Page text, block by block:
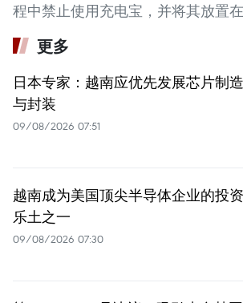
程中禁止使用充电宝，并将其放置在
更多
日本专家：越南应优先发展芯片制造
与封装
09/08/2026 07:51
越南成为美国顶尖半导体企业的投资
乐土之一
09/08/2026 07:30